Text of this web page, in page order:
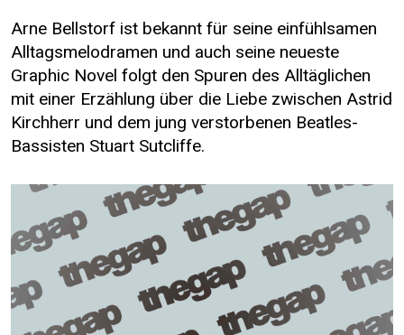
Arne Bellstorf ist bekannt für seine einfühlsamen
Alltagsmelodramen und auch seine neueste
Graphic Novel folgt den Spuren des Alltäglichen
mit einer Erzählung über die Liebe zwischen Astrid
Kirchherr und dem jung verstorbenen Beatles-
Bassisten Stuart Sutcliffe.